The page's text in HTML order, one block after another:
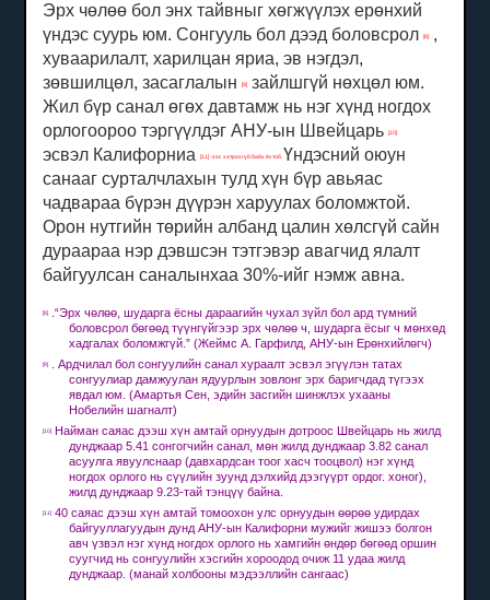
Эрх чөлөө бол энх тайвныг хөгжүүлэх ерөнхий
үндэс суурь юм.Сонгууль бол дээд боловсрол[8]
,
хуваарилалт, харилцан яриа, эв нэгдэл,
зөвшилцөл, засаглалын[9]
зайлшгүй нөхцөл юм.
Жил бүр санал өгөх давтамж нь нэг хүнд ногдох
орлогоороо тэргүүлдэг АНУ-ын Швейцарь[10]
эсвэл Калифорниа[11] -ээс хэтрэхгүй байх ёстой. Үндэсний оюун
санааг сурталчлахын тулд хүн бүр авьяас
чадвараа бүрэн дүүрэн харуулах боломжтой.
Орон нутгийн төрийн албанд цалин хөлсгүй сайн
дураараа нэр дэвшсэн тэтгэвэр авагчид ялалт
байгуулсан саналынхаа 30%-ийг нэмж авна.
[8]
.“Эрх чөлөө, шударга ёсны дараагийн чухал зүйл бол ард түмний
боловсрол бөгөөд түүнгүйгээр эрх чөлөө ч, шударга ёсыг ч мөнхөд
хадгалах боломжгүй.”(Жеймс А. Гарфилд, АНУ-ын Ерөнхийлөгч)
[9] .Ардчилал бол сонгуулийн санал хураалт эсвэл эгүүлэн татах
сонгуулиар дамжуулан ядуурлын зовлонг эрх баригчдад түгээх
явдал юм.(Амартья Сен, эдийн засгийн шинжлэх ухааны
Нобелийн шагналт)
[10]
Найман саяас дээш хүн амтай орнуудын дотроос Швейцарь нь жилд
дунджаар 5.41 сонгогчийн санал, мөн жилд дунджаар 3.82 санал
асуулга явуулснаар (давхардсан тоог хасч тооцвол) нэг хүнд
ногдох орлого нь сүүлийн зуунд дэлхийд дээгүүрт ордог. хоног),
жилд дунджаар 9.23-тай тэнцүү байна.
[11]
40 саяас дээш хүн амтай томоохон улс орнуудын өөрөө удирдах
байгууллагуудын дунд АНУ-ын Калифорни мужийг жишээ болгон
авч үзвэл нэг хүнд ногдох орлого нь хамгийн өндөр бөгөөд оршин
суугчид нь сонгуулийн хэсгийн хороодод очиж 11 удаа жилд
дунджаар .(манай холбооны мэдээллийн сангаас)